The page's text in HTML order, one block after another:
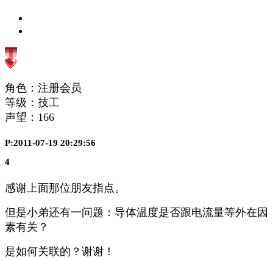
角色：注册会员
等级：技工
声望： 166
P:2011-07-19 20:29:56
4
感谢上面那位朋友指点。
但是小弟还有一问题：导体温度是否跟电流量等外在因
素有关？
是如何关联的？谢谢！